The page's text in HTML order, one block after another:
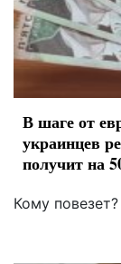
В шаге от
украинцев
получит на
Кому повезет?